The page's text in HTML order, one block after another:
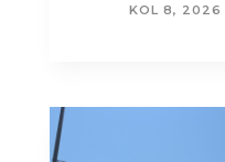
KOL 8, 2026